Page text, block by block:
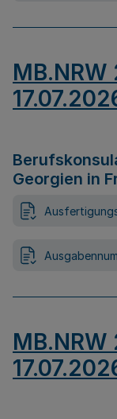
MB.NRW
Georgien in
MB.NRW